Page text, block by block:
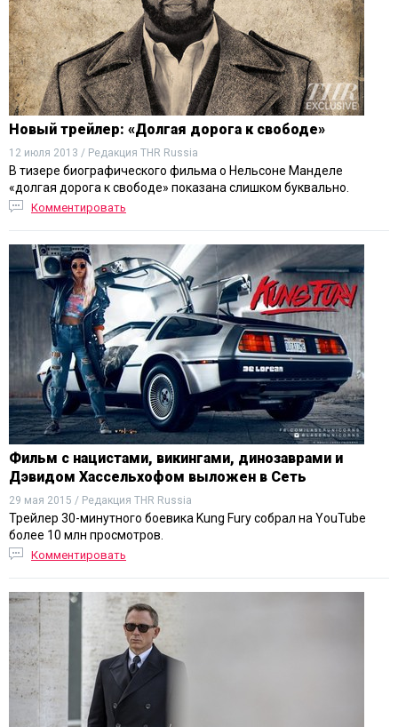
Новый трейлер: «Долгая дорога к свободе»
12 июля 2013 / Редакция THR Russia
В тизере биографического фильма о Нельсоне Манделе
«долгая дорога к свободе» показана слишком буквально.
Комментировать
Фильм с нацистами, викингами, динозаврами и
Дэвидом Хассельхофом выложен в Сеть
29 мая 2015 / Редакция THR Russia
Трейлер 30-минутного боевика Kung Fury собрал на YouTube
более 10 млн просмотров.
Комментировать